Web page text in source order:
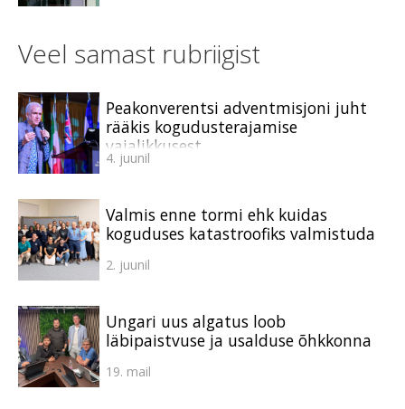
Veel samast rubriigist
Peakonverentsi adventmisjoni juht
rääkis kogudusterajamise
vajalikkusest
4. juunil
Valmis enne tormi ehk kuidas
koguduses katastroofiks valmistuda
2. juunil
Ungari uus algatus loob
läbipaistvuse ja usalduse õhkkonna
19. mail